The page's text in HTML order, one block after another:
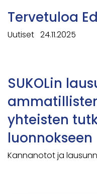
Tervetuloa
Uutiset 24.11.2025
SUKOLin
yhteisten
luonnokseen
Kannanotot ja